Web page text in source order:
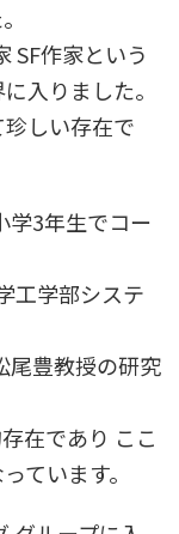
SF作家という
入りました。
しい存在で
学3年生でコー
工学部システ
尾豊教授の研究
在であり ここ
ています。